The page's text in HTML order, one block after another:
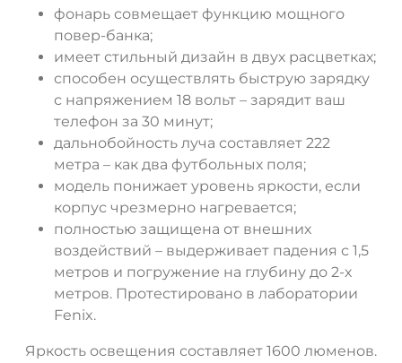
фонарь совмещает функцию мощного
повер-банка;
имеет стильный дизайн в двух расцветках;
способен осуществлять быструю зарядку
с напряжением 18 вольт – зарядит ваш
телефон за 30 минут;
дальнобойность луча составляет 222
метра – как два футбольных поля;
модель понижает уровень яркости, если
корпус чрезмерно нагревается;
полностью защищена от внешних
воздействий – выдерживает падения с 1,5
метров и погружение на глубину до 2-х
метров. Протестировано в лаборатории
Fenix.
Яркость освещения составляет 1600 люменов.